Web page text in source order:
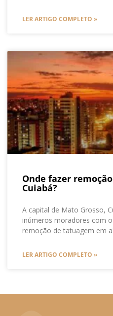
LER ARTIGO COMPLETO »
Onde fazer
Cuiabá?
A capital de Mato Grosso,
inúmeros moradores com
remoção de tatuagem em
LER ARTIGO COMPLETO »